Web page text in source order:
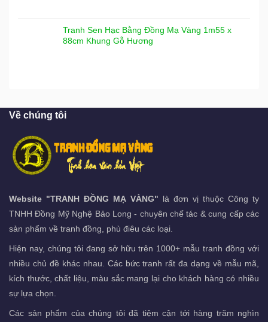
Tranh Sen Hạc Bằng Đồng Mạ Vàng 1m55 x
88cm Khung Gỗ Hương
Về chúng tôi
Website "TRANH ĐỒNG MẠ VÀNG" là đơn vị thuộc Công ty
TNHH Đồng Mỹ Nghệ Bảo Long - chuyên chế tác & cung cấp các
sản phẩm về tranh đồng, phù điêu các loại.
Hiện nay, chúng tôi đang sở hữu trên 1000+ mẫu tranh đồng với
nhiều chủ đề khác nhau. Các bức tranh rất đa dạng về mẫu mã,
kích thước, chất liệu, màu sắc mang lại cho khách hàng có nhiều
sự lựa chọn.
Các sản phẩm của chúng tôi đã tiệm cận tới hàng trăm nghìn